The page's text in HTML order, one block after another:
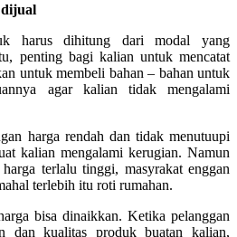
harus dihitung dari modal yang
penting bagi kalian untuk mencatat
untuk membeli bahan – bahan untuk
agar kalian tidak mengalami
harga rendah dan tidak menutuupi
kalian mengalami kerugian. Namun
terlalu tinggi, masyrakat enggan
terlebih itu roti rumahan.
bisa dinaikkan. Ketika pelanggan
dan kualitas produk buatan kalian,